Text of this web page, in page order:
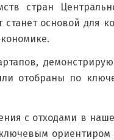
стран
станет основой
отобраны по
с отходами в
ориентиром